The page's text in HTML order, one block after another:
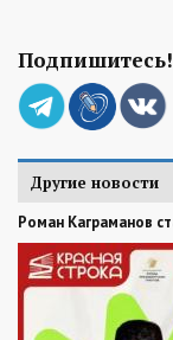
Подпишитесь!
Другие новости
Роман Каграманов